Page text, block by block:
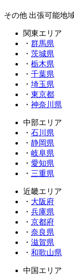
その他 出張可能地
関東エリア
・ 群馬県
・ 茨城県
・ 栃木県
・ 千葉県
・ 埼玉県
・ 東京都
・ 神奈川県
中部エリア
・ 石川県
・ 静岡県
・ 岐阜県
・ 愛知県
・ 三重県
近畿エリア
・ 大阪府
・ 兵庫県
・ 京都府
・ 奈良県
・ 滋賀県
・ 和歌山県
中国エリア